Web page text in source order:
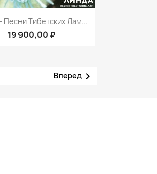
Быстрый просмотр
Песни Тибетских Лам...
19 900,00 ₽
Вперед